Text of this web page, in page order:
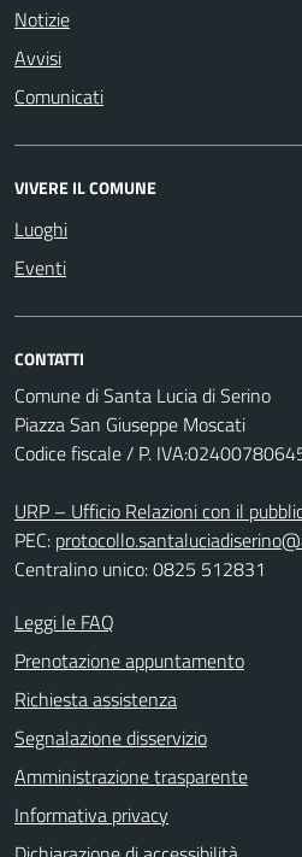
Notizie
Avvisi
Comunicati
VIVERE IL COMUNE
Luoghi
Eventi
CONTATTI
Comune di Santa Lucia di Serino
Piazza San Giuseppe Moscati
Codice fiscale / P.
URP – Ufficio Relazioni con il
PEC:
Centralino unico: 0825 512831
Leggi le FAQ
Prenotazione appuntamento
Richiesta assistenza
Segnalazione disservizio
Amministrazione trasparente
Informativa privacy